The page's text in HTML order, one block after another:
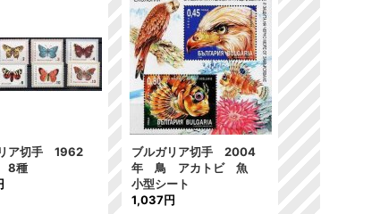
ア切手 1962
8種
ブルガリア切手 2004
年 鳥 アカトビ 魚
小型シート
1,037円